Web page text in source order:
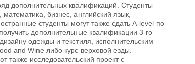
дополнительных квалификаций. Студенты
бизнес, английский язык,
студенты могут также сдать A-level по
дополнительные квалификации 3-го
одежды и текстиля, исполнительским
and Wine либо курс верховой езды.
исследовательский проект с